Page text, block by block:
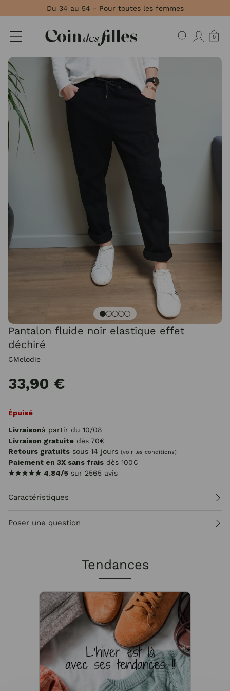
Du 34 au 54 - Pour toutes les femmes
0
Pantalon fluide noir elastique effet
déchiré
CMelodie
33,90 €
Épuisé
Livraisonà partir du 10/08
Livraison gratuite dès 70€
Retours gratuits sous 14 jours (voir les conditions)
Paiement en 3X sans frais dès 100€
★★★★★ 4.84/5 sur 2565 avis
Caractéristiques
Poser une question
Tendances
Panneau de gestion des cookies